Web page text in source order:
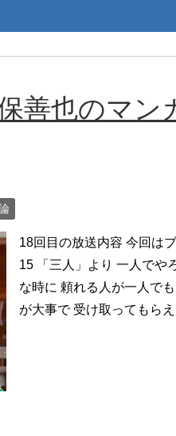
保善也のマ
18回目の放送内容 今回は
15 「三人」より 一人でや
な時に 頼れる人が一人で
が大事で 受け取ってもら